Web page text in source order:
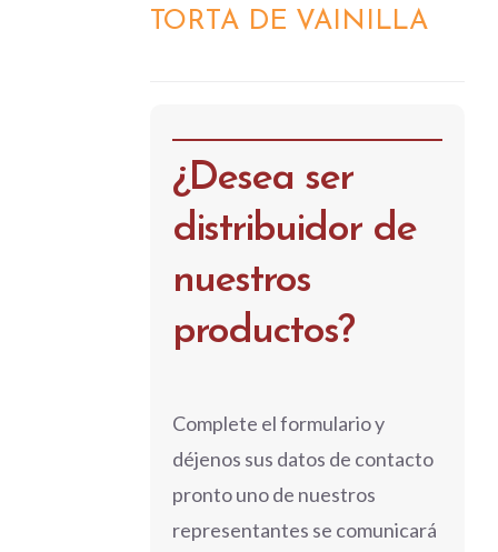
TORTA DE VAINILLA
¿Desea ser
distribuidor de
nuestros
productos?
Complete el formulario y
déjenos sus datos de contacto
pronto uno de nuestros
representantes se comunicará